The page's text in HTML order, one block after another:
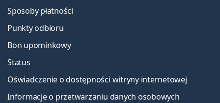
Sposoby płatności
Punkty odbioru
Bon upominkowy
Status
Oświadczenie o dostępności witryny internetowej
Informacje o przetwarzaniu danych osobowych